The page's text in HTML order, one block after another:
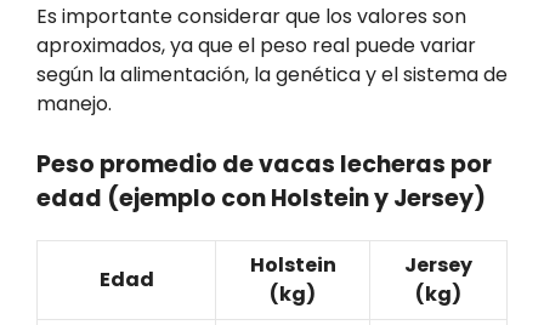
Es importante considerar que los valores son
aproximados, ya que el peso real puede variar
según la alimentación, la genética y el sistema de
manejo.
Peso promedio de vacas lecheras por
edad (ejemplo con Holstein y Jersey)
Edad
Holstein
(kg)
Jersey
(kg)